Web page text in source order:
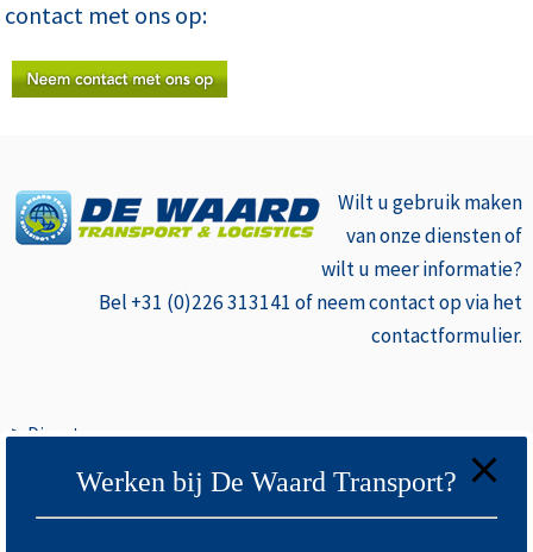
contact met ons op:
Wilt u gebruikmaken
van onze diensten of
wilt u meer informatie?
Bel +31 (0)226 313141 of neem contact op via het
contactformulier.
>Diensten
Bestemmingen
Contact
Werken bij De Waard Transport?